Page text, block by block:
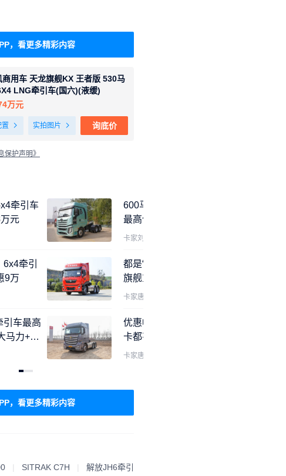
，看更多精彩内容
商用车 天龙旗舰KX 王者版 530马
LNG牵引车(国六)(液缓)
万元
置  实拍图片  询底价
保护声明》
牵引车
元
牵引
9万
引车最高
马力+A
600马力以上牵引车降价促销
最高优惠5万 想买车的不容错
过！
卡家刘如权
都是“梦中情车”！这4款国产
旗舰重卡正降价促销 最高优
惠4.59万
卡家唐浩棋
优惠幅度3万元！来看看中重
卡都有啥车 大马力、自动
档、LNG全都有
卡家唐浩棋
，看更多精彩内容
SITRAK C7H 解放JH6牵引